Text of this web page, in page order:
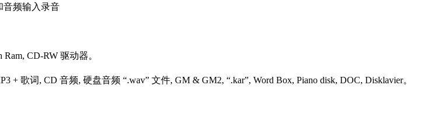
音频输入录音
CD-RW 驱动器。
歌词, CD 音频, 硬盘音频 “.wav” 文件, GM & GM2, “.kar”, Word Box, Piano disk, DOC, Disklavier。